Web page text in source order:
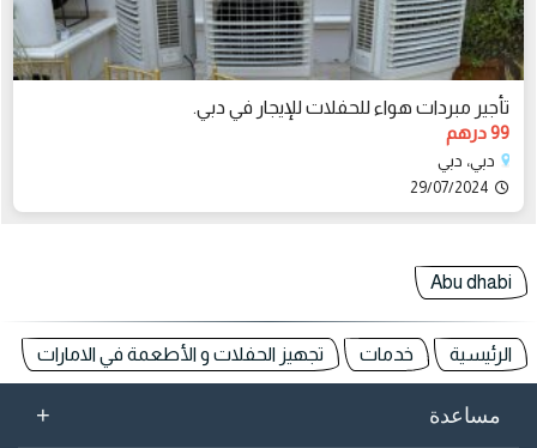
تأجير مبردات هواء للحفلات للإيجار في دبي.
99 درهم
دبي، دبي
29/07/2024
Abu dhabi
الرئيسية خدمات تجهيز الحفلات و الأطعمة في الامارات
مساعدة +